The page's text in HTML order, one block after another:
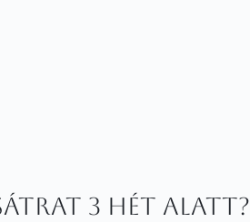
3 hét alatt?